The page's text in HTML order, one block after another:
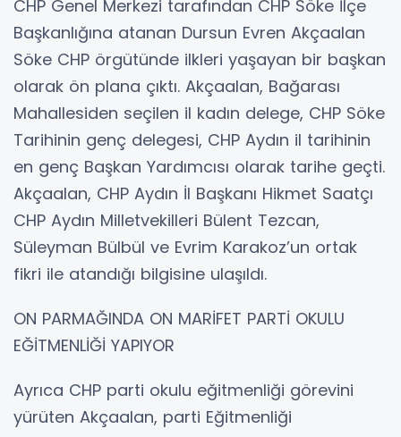
CHP Genel Merkezi tarafından CHP Söke İlçe
Başkanlığına atanan Dursun Evren Akçaalan
Söke CHP örgütünde ilkleri yaşayan bir başkan
olarak ön plana çıktı. Akçaalan, Bağarası
Mahallesiden seçilen il kadın delege, CHP Söke
Tarihinin genç delegesi, CHP Aydın il tarihinin
en genç Başkan Yardımcısı olarak tarihe geçti.
Akçaalan, CHP Aydın İl Başkanı Hikmet Saatçı
CHP Aydın Milletvekilleri Bülent Tezcan,
Süleyman Bülbül ve Evrim Karakoz’un ortak
fikri ile atandığı bilgisine ulaşıldı.
ON PARMAĞINDA ON MARİFET PARTİ OKULU
EĞİTMENLİĞİ YAPIYOR
Ayrıca CHP parti okulu eğitmenliği görevini
yürüten Akçaalan, parti Eğitmenliği